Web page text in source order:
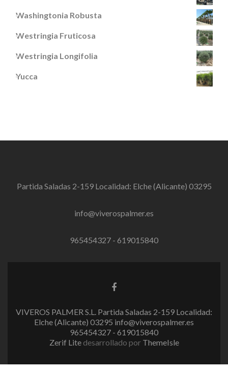
Washingtonia Robusta
Westringia Fruticosa
Westringia Longifolia
Yucca
Partida Saladas 2-159 Localidad: Elche (Alicante) 03295
info@viverospalmer.es
965454327 - 619015840
E
a
c
e
d
F
VIVEROS PALMER S.L. Partida Saladas 2-159 Localidad:
Elche (Alicante) 03295 info@viverospalmer.es
965454327 - 619015840
Zerif Lite desarrollado por ThemeIsle